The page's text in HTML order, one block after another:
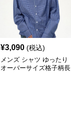
¥3,090 (税込)
メンズ シャツ ゆったり
オーバーサイズ格子柄長